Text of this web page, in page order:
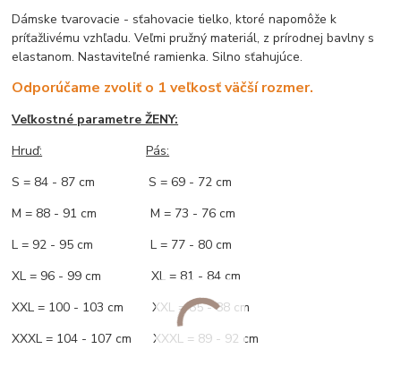
Dámske tvarovacie - sťahovacie tielko, ktoré napomôže k
príťažlivému vzhľadu. Veľmi pružný materiál, z prírodnej bavlny s
elastanom. Nastaviteľné ramienka. Silno sťahujúce.
Odporúčame zvoliť o 1 veľkosť väčší rozmer.
Veľkostné parametre ŽENY:
Hruď:
Pás:
S = 84 - 87 cm S = 69 - 72 cm
M = 88 - 91 cm M = 73 - 76 cm
L = 92 - 95 cm L = 77 - 80 cm
XL = 96 - 99 cm XL = 81 - 84 cm
XXL = 100 - 103 cm XXL = 85 - 88 cm
XXXL = 104 - 107 cm XXXL = 89 - 92 cm